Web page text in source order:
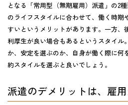
となる「常用型（無期雇用）派遣」 の2
のライフスタイルに合わせて、働く時期
すいというメリットがあります。一方、
利厚生が良い場合もあるというスタイル
か、安定を選ぶのか、自身が働く際に何
約スタイルを選ぶと良いでしょう。
派遣のデメリットは、雇